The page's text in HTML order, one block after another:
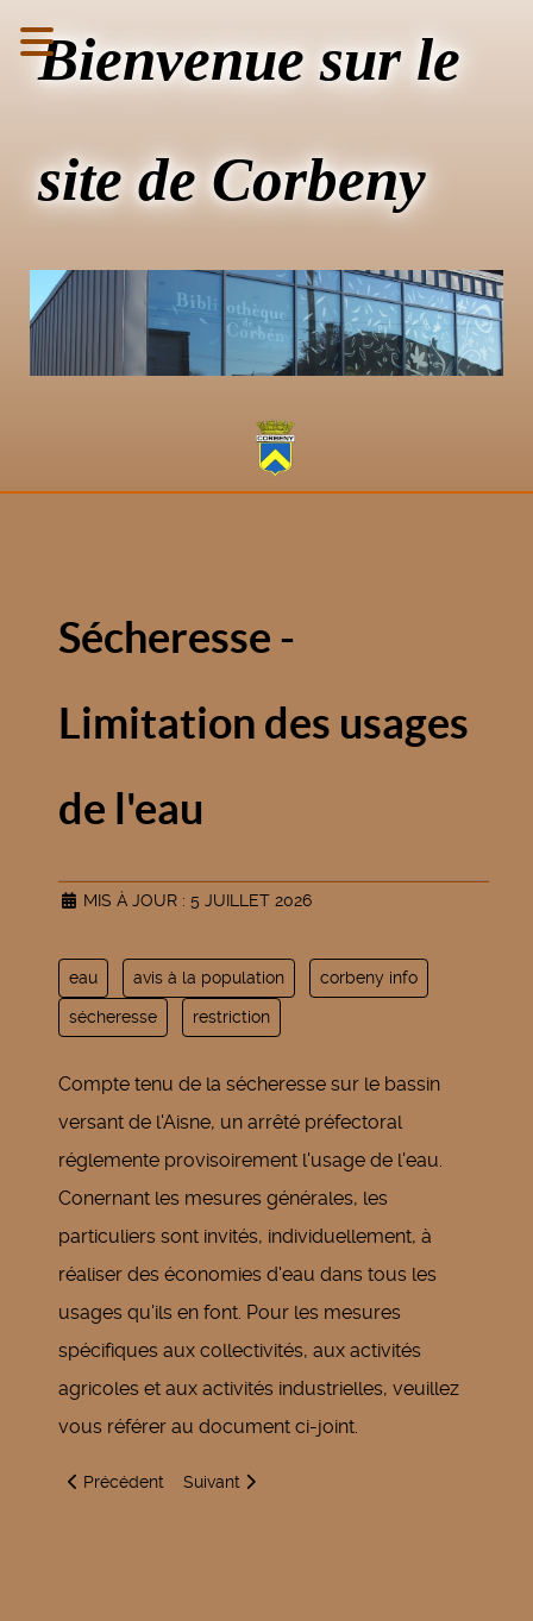
Bienvenue sur le
site de Corbeny
Sécheresse -
Limitation des usages
de l'eau
MIS À JOUR : 5 JUILLET 2026
eau avis à la population corbeny info
sécheresse restriction
Compte tenu de la sécheresse sur le bassin
versant de l'Aisne, un arrêté préfectoral
réglemente provisoirement l'usage de l'eau.
Conernant les mesures générales, les
particuliers sont invités, individuellement, à
réaliser des économies d'eau dans tous les
usages qu'ils en font. Pour les mesures
spécifiques aux collectivités, aux activités
agricoles et aux activités industrielles, veuillez
vous référer au document ci-joint.
Article précédent : Stratégie de dépistage COVID-19
Précédent Article suivant : Victoire du 8 mai 1945
Suivant